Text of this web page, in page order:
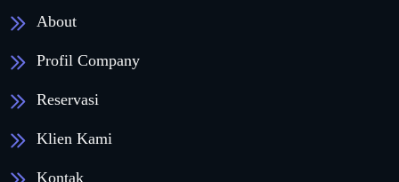
About
Profil Company
Reservasi
Klien Kami
Kontak